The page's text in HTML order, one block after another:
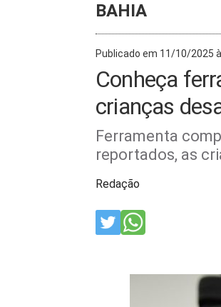
BAHIA
Publicado em 11/10/2025
Conheça
crianças
Ferramenta
reportados, as
Redação